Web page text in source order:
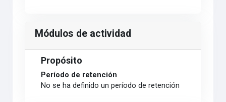
Módulos de actividad
Propósito
Período de retención
No se ha definido un período de retención